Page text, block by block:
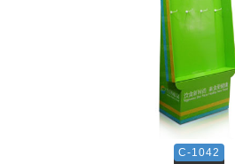
C-1042